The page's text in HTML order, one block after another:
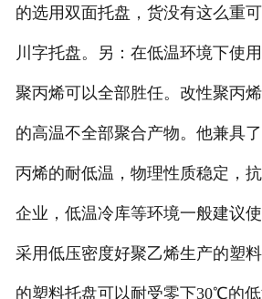
的选用双面托盘，货没有这么重
川字托盘。另：在低温环境下使
聚丙烯可以全部胜任。改性聚丙
的高温不全部聚合产物。他兼具
丙烯的耐低温，物理性质稳定，
企业，低温冷库等环境一般建议
采用低压密度好聚乙烯生产的塑
的塑料托盘可以耐受零下30℃的低